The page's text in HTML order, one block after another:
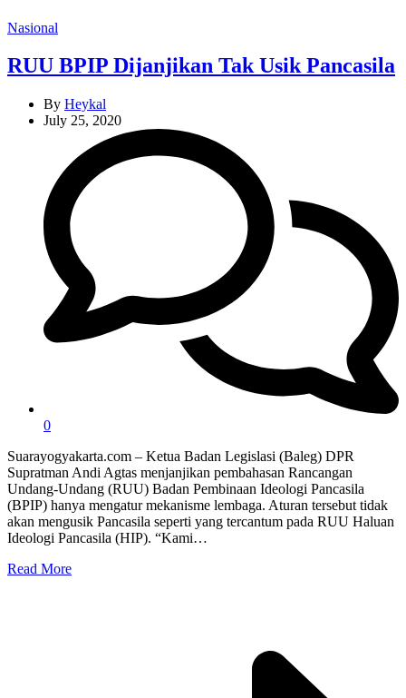
Categories
Nasional
RUU BPIP Dijanjikan Tak Usik Pancasila
By Heykal
July 25, 2020
0
Suarayogyakarta.com – Ketua Badan Legislasi (Baleg) DPR
Supratman Andi Agtas menjanjikan pembahasan Rancangan
Undang-Undang (RUU) Badan Pembinaan Ideologi Pancasila
(BPIP) hanya mengatur mekanisme lembaga. Aturan tersebut tidak
akan mengusik Pancasila seperti yang tercantum pada RUU Haluan
Ideologi Pancasila (HIP). “Kami…
Read More